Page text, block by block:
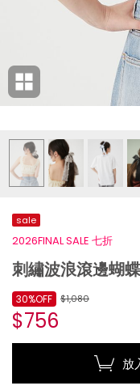
sale
2026FINAL SALE 七折
刺繡波浪滾邊蝴
$1,080
$756
30%OFF
放